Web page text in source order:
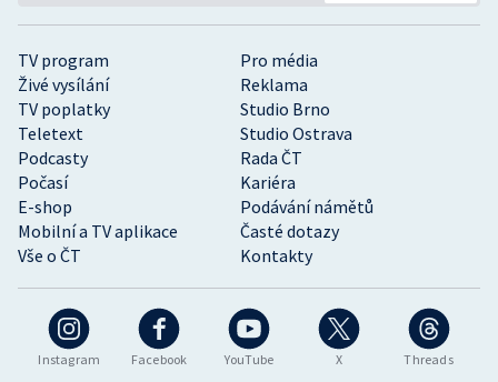
Instagram Facebook YouTube X Threads
TV program
Pro média
Živé vysílání
Reklama
TV poplatky
Studio Brno
Teletext
Studio Ostrava
Podcasty
Rada ČT
Počasí
Kariéra
E-shop
Podávání námětů
Mobilní a TV aplikace
Časté dotazy
Vše o ČT
Kontakty